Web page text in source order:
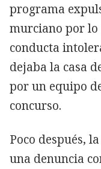
programa
murciano por lo
conducta
dejaba la casa
por un equipo
concurso.
Poco después,
una denuncia